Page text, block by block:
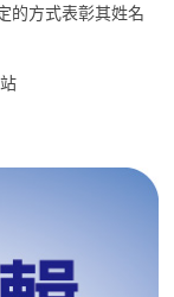
的方式表彰其姓名